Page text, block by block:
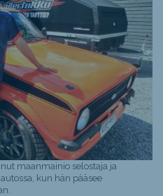
maanmainio selostaja ja
kun hän pääsee